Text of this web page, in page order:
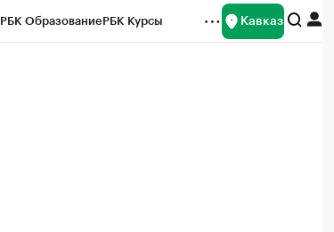
РБК ОбразованиеРБК Курсы Кавказ